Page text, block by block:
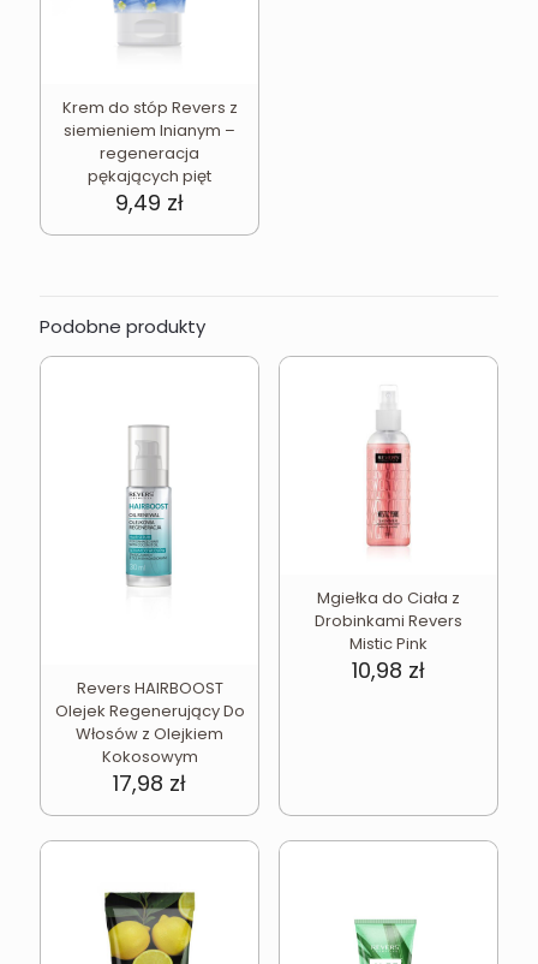
Krem do stóp Revers z
siemieniem lnianym –
regeneracja
pękających pięt
9,49 zł
Podobne produkty
Revers HAIRBOOST
Olejek Regenerujący Do
Włosów z Olejkiem
Kokosowym
17,98 zł
Mgiełka do Ciała z
Drobinkami Revers
Mistic Pink
10,98 zł